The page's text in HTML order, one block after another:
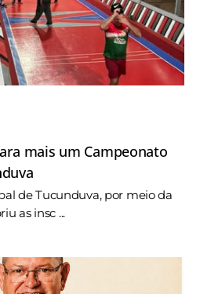
mais um Campeonato
de Tucunduva, por meio da
as insc ...